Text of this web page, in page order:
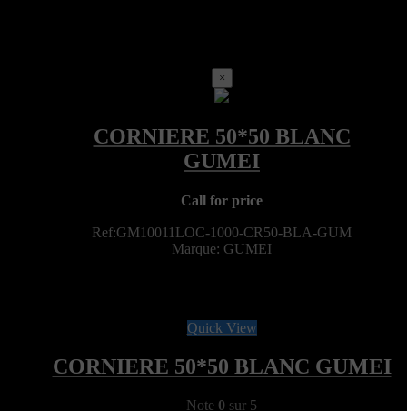
×
Call for price
Ref:GM10011LOC-1000-CR50-BLA-GUM
Marque: GUMEI
Quick View
CORNIERE 50*50 BLANC GUMEI
Note 0 sur 5